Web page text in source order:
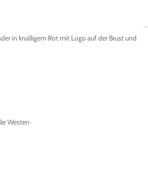
in knalligem Rot mit Logo auf der Brust und
Westen